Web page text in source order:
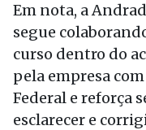
Em nota, a
segue
curso dentro do
pela empresa
Federal e reforça
esclarecer e